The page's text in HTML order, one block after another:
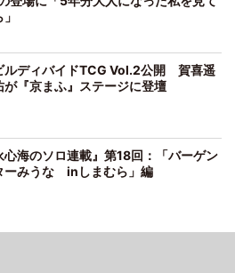
ルディバイドTCG Vol.2公開 賀喜遥
が『京まふ』ステージに登壇
海のソロ連載』第18回：「バーゲン
ーみうな inしまむら」編